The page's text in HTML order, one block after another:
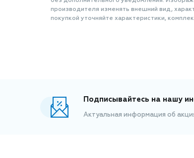
производителя изменять внешний вид,
покупкой уточняйте характеристики,
Подписывайтесь на нашу
Актуальная информация об